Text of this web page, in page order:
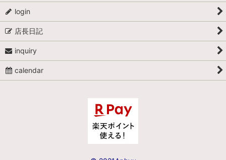
login
店長日記
inquiry
calendar